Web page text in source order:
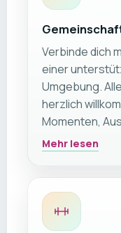
Verbinde dich
einer
Umgebung.
herzlich
Momenten,
Mehr lesen